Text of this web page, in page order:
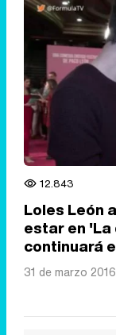
12.843
Loles León
estar en 'La
continuará
31 de marzo 2016